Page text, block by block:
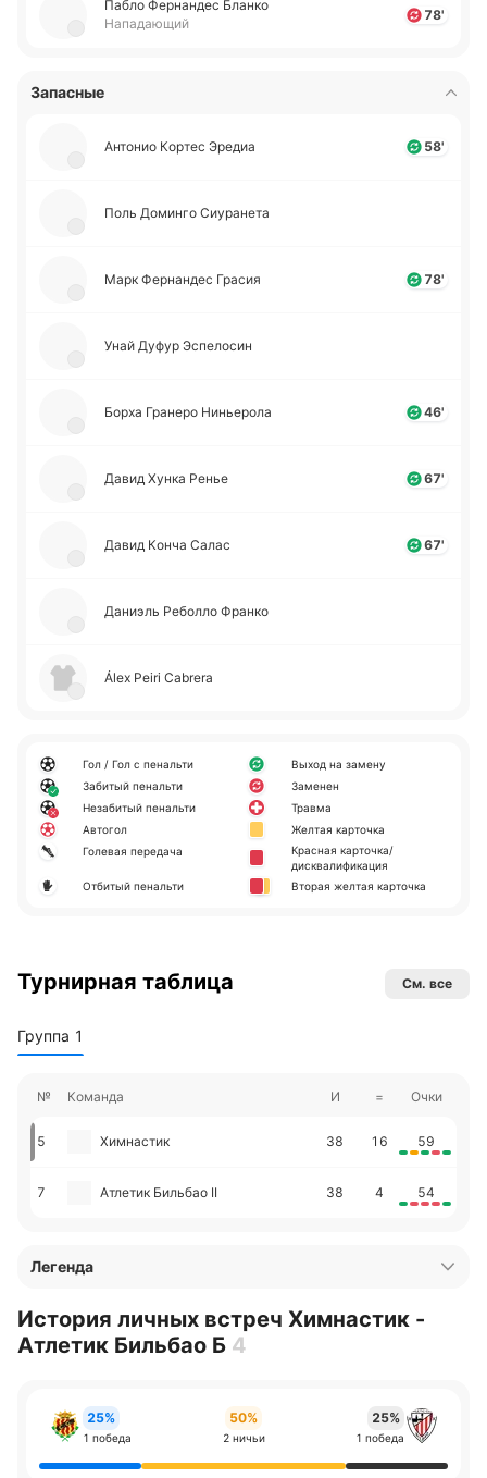
Пабло Фе­рна­ндес Бланко
Нападающий
78'
Запасные
Анто­нио Кортес Эредиа 58'
Поль До­ми­нго Сиу­ра­не­та
Марк Фе­рна­ндес Грасия 78'
Унай Дуфур Эспе­ло­син
Борха Гра­не­ро Ни­нье­ро­ла 46'
Давид Хунка Ренье 67'
Давид Конча Салас 67'
Да­ниэль Ре­бо­лло Франко
Álex Peiri Cabrera
Гол / Гол с пенальти
Забитый пенальти
Незабитый пенальти
Автогол
Голевая передача
Отбитый пенальти
Выход на замену
Заменен
Травма
Желтая карточка
Красная карточка/
дисквалификация
Вторая желтая карточка
Турнирная таблица См. все
Группа 1
№ Команда И = Очки
5 Химнастик 38 16 59
7 Атлетик Бильбао II 38 4 54
Легенда
История личных встреч Химнастик -
Атлетик Бильбао Б 4
25%
1 победа
50%
2 ничьи
25%
1 победа